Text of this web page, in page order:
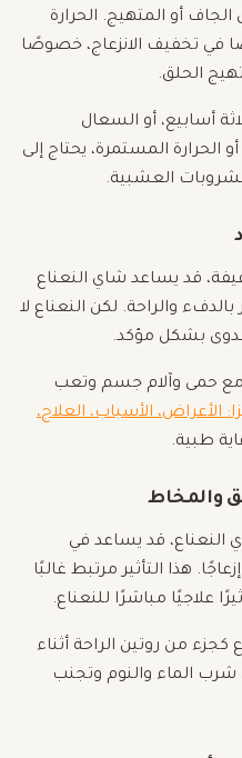
أو المتهيج. الحرارة
في تخفيف الانزعاج، خصوصًا
الحلق.
أسابيع، أو السعال
المستمرة، يحتاج إلى
العشبية.
خفيفة، قد يساعد شاي النعناع
والراحة. لكن النعناع لا
بشكل مؤكد.
مع حمى وآلام جسم وتعب
الأعراض، الأسباب، العلاج،
طبية.
النعناع، قد يساعد في
هذا التأثير مرتبط غالبًا
علاجيًا مباشرًا للنعناع.
من روتين الراحة أثناء
الماء والنوم وتجنب